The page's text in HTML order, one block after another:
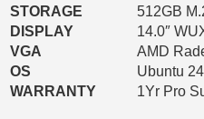
STORAGE
512GB
DISPLAY
14.0″
VGA
AMD
OS
Ubuntu
WARRANTY
1Yr Pro